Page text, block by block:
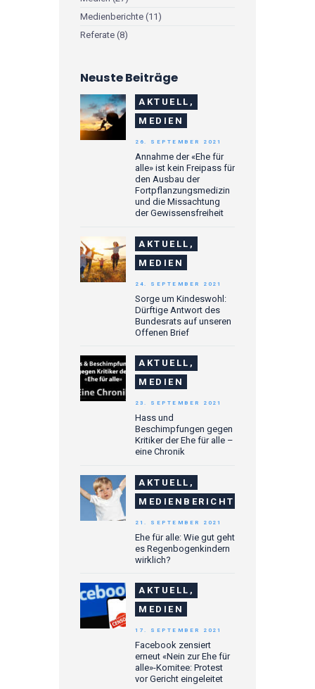
Medienberichte (11)
Referate (8)
Neuste Beiträge
AKTUELL,
MEDIEN
Annahme der «Ehe für
alle» ist kein Freipass für
den Ausbau der
Fortpflanzungsmedizin
und die Missachtung
der Gewissensfreiheit
26. SEPTEMBER 2021
AKTUELL,
MEDIEN
Sorge um Kindeswohl:
Dürftige Antwort des
Bundesrats auf unseren
Offenen Brief
24. SEPTEMBER 2021
AKTUELL,
MEDIEN
Hass und
Beschimpfungen gegen
Kritiker der Ehe für alle –
eine Chronik
23. SEPTEMBER 2021
AKTUELL,
MEDIENBERICHTE
Ehe für alle: Wie gut geht
es Regenbogenkindern
wirklich?
21. SEPTEMBER 2021
AKTUELL,
MEDIEN
Facebook zensiert
erneut «Nein zur Ehe für
alle»-Komitee: Protest
vor Gericht eingeleitet
17. SEPTEMBER 2021